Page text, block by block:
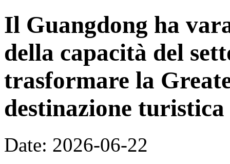
Il Guangdong ha
della capacità del
trasformare la
destinazione
Date: 2026-06-22